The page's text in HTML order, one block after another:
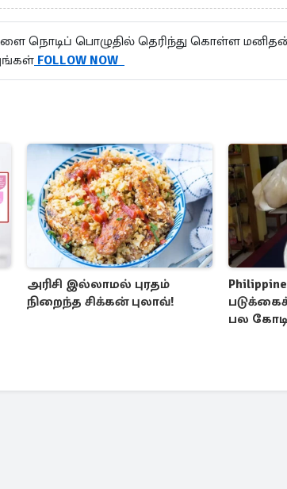
நொடிப் பொழுதில் தெரிந்து கொள்ள
FOLLOW NOW
அரிசி இல்லாமல் புரதம்
நிறைந்த சிக்கன் புலாவ்!
பல